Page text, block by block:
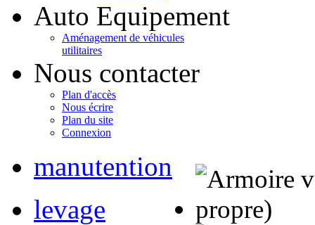
Auto Equipement
Aménagement de véhicules
utilitaires
Nous contacter
Plan d'accès
Nous écrire
Plan du site
Connexion
manutention
levage